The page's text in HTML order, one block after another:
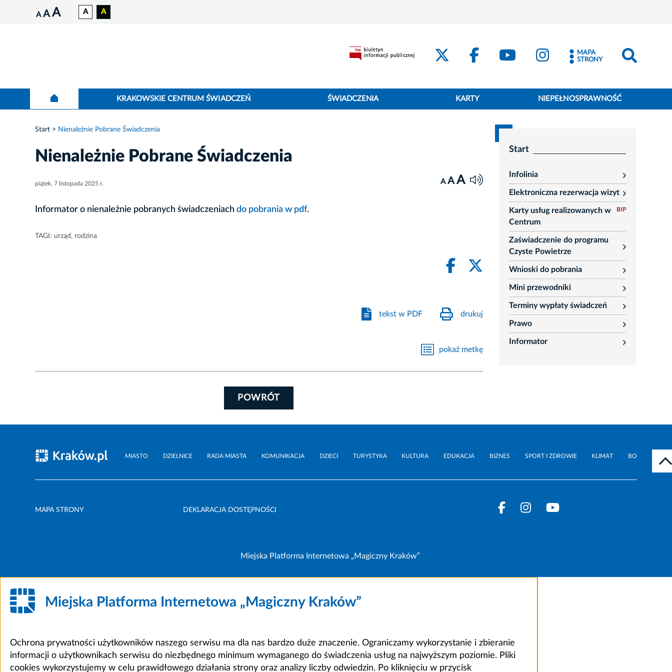
A A A A A
MAPA
STRONY
KRAKOWSKIE CENTRUM ŚWIADCZEŃ ŚWIADCZENIA KARTY NIEPEŁNOSPRAWNOŚĆ
Start Nienależnie Pobrane Świadczenia
Nienależnie Pobrane Świadczenia
piątek, 7 listopada 2025 r. A A A
Informator o nienależnie pobranych świadczeniach do pobrania w pdf.
TAGI: urząd , rodzina
tekst w PDF drukuj
pokaż metkę
POWRÓT
Start
Infolinia
rozwiń
Elektroniczna rezerwacja wizyt
rozwiń
Karty usług realizowanych w
Centrum
BIP
Zaświadczenie do programu
Czyste Powietrze
rozwiń
Wnioski do pobrania
rozwiń
Mini przewodniki
rozwiń
Terminy wypłaty świadczeń
rozwiń
Prawo
rozwiń
Informator
rozwiń
MIASTO DZIELNICE RADA MIASTA KOMUNIKACJA DZIECI TURYSTYKA KULTURA EDUKACJA BIZNES SPORT I ZDROWIE KLIMAT BO
MAPA STRONY DEKLARACJA DOSTĘPNOŚCI
Miejska Platforma Internetowa „Magiczny Kraków”
Miejska Platforma Internetowa „Magiczny Kraków”
Ochrona prywatności użytkowników naszego serwisu ma dla nas bardzo duże znaczenie. Ograniczamy wykorzystanie i zbieranie
informacji o użytkownikach serwisu do niezbędnego minimum wymaganego do świadczenia usług na najwyższym poziomie. Pliki
cookies wykorzystujemy w celu prawidłowego działania strony oraz analizy liczby odwiedzin. Po kliknięciu w przycisk